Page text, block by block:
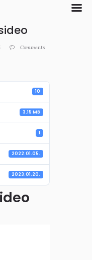
Comments
10
3.15 MB
1
2022.01.05.
2023.01.20.